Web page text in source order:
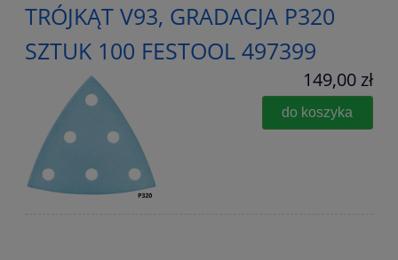
TRÓJKĄT V93, GRADACJA P320
SZTUK 100 FESTOOL 497399
149,00 zł
do koszyka